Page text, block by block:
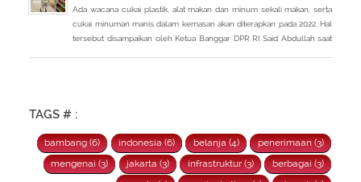
Ada wacana cukai plastik, alat makan dan minum sekali makan, serta
cukai minuman manis dalam kemasan akan diterapkan pada 2022. Hal
tersebut disampaikan oleh Ketua Banggar DPR RI Said Abdullah saat
TAGS # :
bambang (6) indonesia (6) belanja (4)
penerimaan (3)
mengenai (3)
jakarta (3) infrastruktur (3)
berbagai (3)